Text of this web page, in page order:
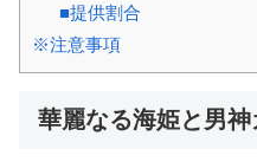
■提供割合
※注意事項
華麗なる海姫と男